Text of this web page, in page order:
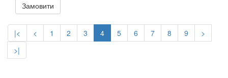
Замовити
|< < 1 2 3 4 5 6 7 8 9
>
>|